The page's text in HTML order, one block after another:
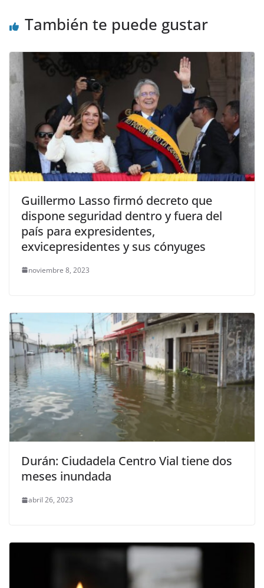
k
También te puede gustar
Guillermo Lasso firmó decreto que
dispone seguridad dentro y fuera del
país para expresidentes,
exvicepresidentes y sus cónyuges
noviembre 8, 2023
Durán: Ciudadela Centro Vial tiene dos
meses inundada
abril 26, 2023